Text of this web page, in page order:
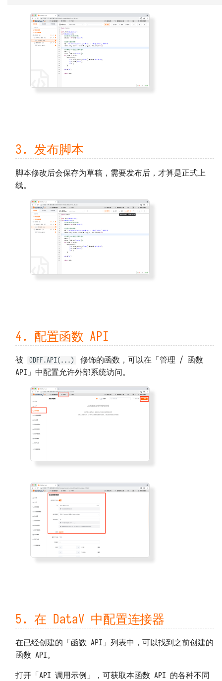
3. 发布脚本
脚本修改后会保存为草稿，需要发布后，才算是正式上
线。
4. 配置函数 API
被 @DFF.API(...)
修饰的函数，可以在「管理 / 函数
API」中配置允许外部系统访问。
5. 在 DataV 中配置连接器
在已经创建的「函数 API」列表中，可以找到之前创建的
函数 API。
打开「API 调用示例」，可获取本函数 API 的各种不同